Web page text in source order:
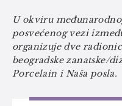
U okviru
posvećenog vezi
organizuje dve
beogradske zanatske/
Porcelain i Naša posla.